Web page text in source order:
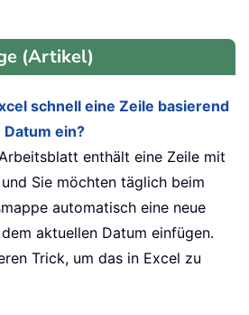
(Artikel)
schnell eine Zeile basierend
ein?
enthält eine Zeile mit
Sie möchten täglich beim
automatisch eine neue
aktuellen Datum einfügen.
Trick, um das in Excel zu